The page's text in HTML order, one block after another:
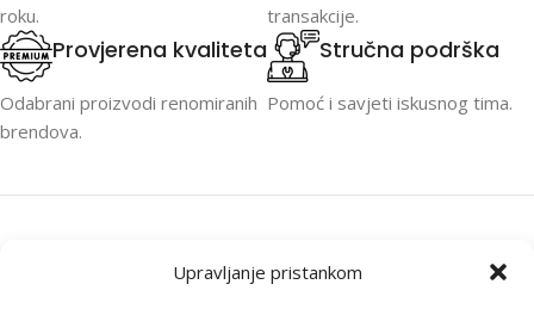
Upravljanje pristankom
roku.
transakcije.
Provjerena kvaliteta
Odabrani proizvodi renomiranih
brendova.
Stručna podrška
Pomoć i savjeti iskusnog tima.